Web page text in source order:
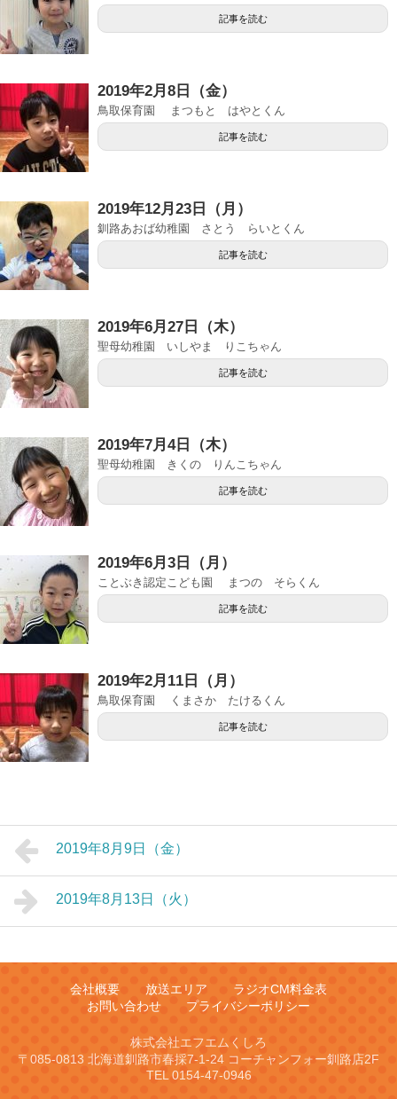
記事を読む
2019年2月8日（金）
鳥取保育園 まつもと はやとくん
記事を読む
2019年12月23日（月）
釧路あおば幼稚園 さとう らいとくん
記事を読む
2019年6月27日（木）
聖母幼稚園 いしやま りこちゃん
記事を読む
2019年7月4日（木）
聖母幼稚園 きくの りんこちゃん
記事を読む
2019年6月3日（月）
ことぶき認定こども園 まつの そらくん
記事を読む
2019年2月11日（月）
鳥取保育園 くまさか たけるくん
記事を読む
2019年8月9日（金）
2019年8月13日（火）
会社概要 放送エリア
ラジオCM料金表
お問い合わせ
プライバシーポリシー
株式会社エフエムくしろ
〒085-0813 北海道釧路市春採7-1-24 コーチャンフォー釧路店2F
TEL 0154-47-0946